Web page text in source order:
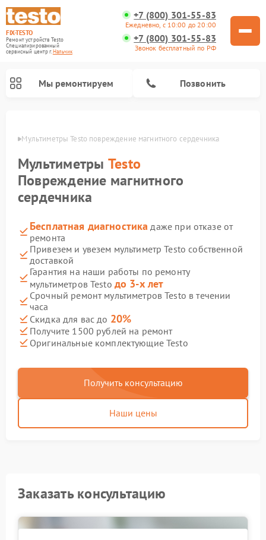
FIX-TESTO
Ремонт устройств Testo
Специализированный
cервисный центр г.Нальчик
+7 (800) 301-55-83
Ежедневно, с 10:00 до 20:00
+7 (800) 301-55-83
Звонок бесплатный по РФ
Мы ремонтируем Позвонить
Мультиметры Testo повреждение магнитного сердечника
Мультиметры Testo
Повреждение магнитного
сердечника
Бесплатная диагностика даже при отказе от
ремонта
Привезем и увезем мультиметр Testo собственной
доставкой
Гарантия на наши работы по ремонту
мультиметров Testo до 3-х лет
Срочный ремонт мультиметров Testo в течении
часа
Скидка для вас до 20%
Получите 1500 рублей на ремонт
Оригинальные комплектующие Testo
Получить консультацию
Наши цены
Заказать консультацию